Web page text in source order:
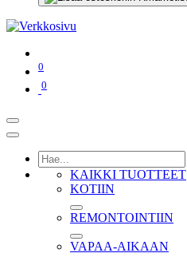
0
0
KAIKKI TUOTTEET
KOTIIN
REMONTOINTIIN
VAPAA-AIKAAN